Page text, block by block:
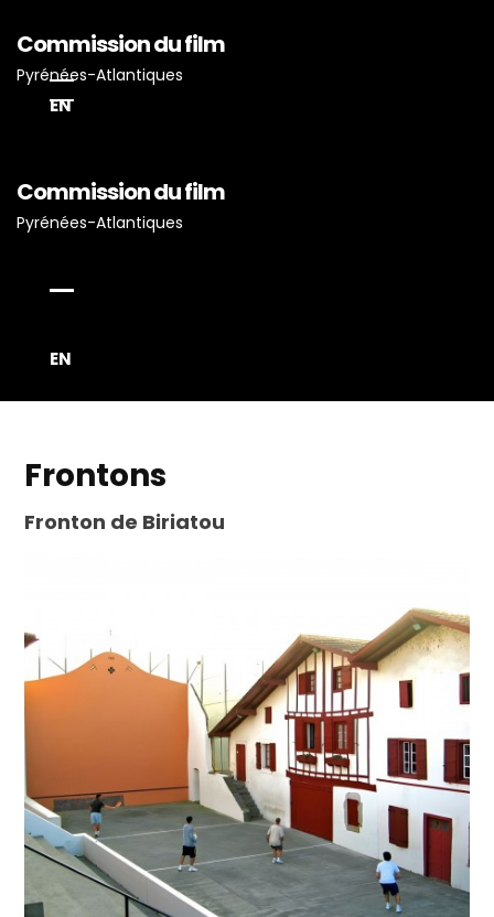
Commission du film
Pyrénées-Atlantiques
EN
Commission du film
Pyrénées-Atlantiques
EN
Frontons
Fronton de Biriatou